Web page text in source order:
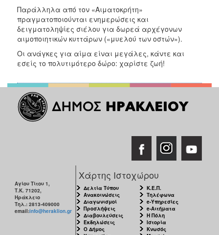
Παράλληλα από τον «Αιματοκρήτη»
πραγματοποιούνται ενημερώσεις και
δειγματοληψίες σιέλου για δωρεά αρχέγονων
αιμοποιητικών κυττάρων («μυελού των οστών»).
Οι ανάγκες για αίμα είναι μεγάλες, κάντε και
εσείς το πολυτιμότερο δώρο: χαρίστε ζωή!
Αγίου Τίτου 1,
Τ.Κ. 71202,
Ηράκλειο
Τηλ.: 2813-409000
email:info@heraklion.gr
Χάρτης Ιστοχώρου
Δελτία Τύπου
Ανακοινώσεις
Διαγωνισμοί
Προσλήψεις
Διαβουλεύσεις
Εκδηλώσεις
Ο Δήμος
Κ.Ε.Π.
Τηλέφωνα
e-Υπηρεσίες
e-Αιτήματα
Η Πόλη
Ιστορία
Κνωσός